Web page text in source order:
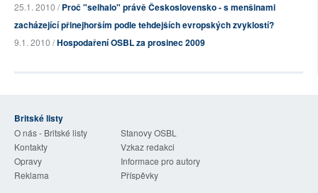
25.1. 2010 /Proč "selhalo" právě Československo - s menšinami
zacházející přinejhorším podle tehdejších evropských zvyklostí?
9.1. 2010 /Hospodaření OSBL za prosinec 2009
Britské listy
O nás - Britské listy
Stanovy OSBL
Kontakty
Vzkaz redakci
Opravy
Informace pro autory
Reklama
Příspěvky